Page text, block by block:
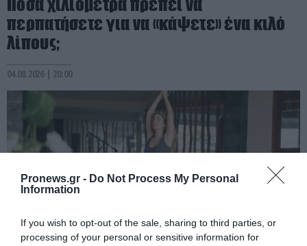
Pronews.gr - Do Not Process My Personal
Information
If you wish to opt-out of the sale, sharing to third parties, or
processing of your personal or sensitive information for
Πόσα χιλιόμετρα πρέπει να
περπατήσετε για να «κάψετε» ένα κιλό
λίπους;
04.08.2026 | 20:00